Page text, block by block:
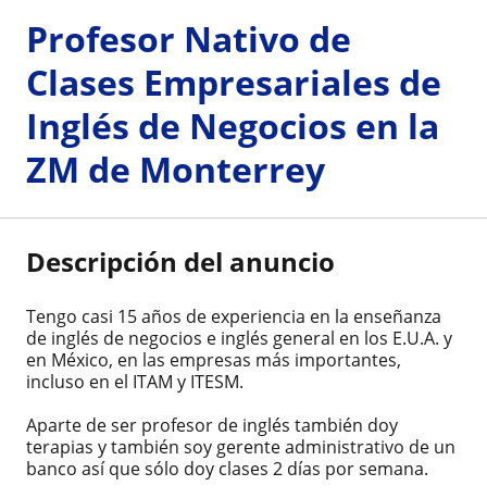
Profesor Nativo de
Clases Empresariales de
Inglés de Negocios en la
ZM de Monterrey
Descripción del anuncio
Tengo casi 15 años de experiencia en la enseñanza
de inglés de negocios e inglés general en los E.U.A. y
en México, en las empresas más importantes,
incluso en el ITAM y ITESM.
Aparte de ser profesor de inglés también doy
terapias y también soy gerente administrativo de un
banco así que sólo doy clases 2 días por semana.